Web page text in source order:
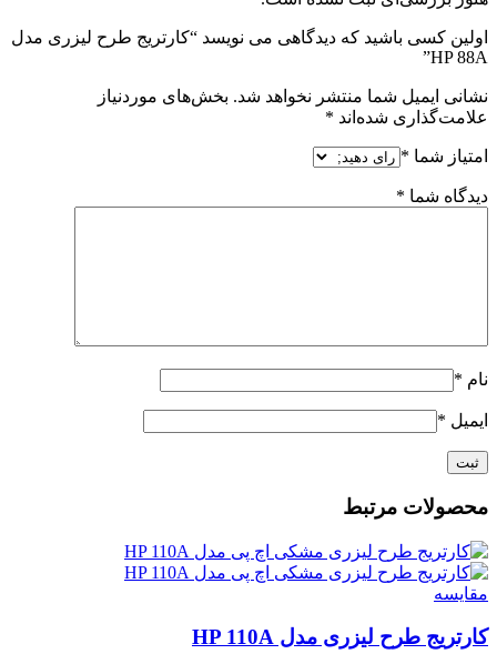
اولین کسی باشید که دیدگاهی می نویسد “کارتریج طرح لیزری مدل
HP 88A”
نشانی ایمیل شما منتشر نخواهد شد. بخش‌های موردنیاز
علامت‌گذاری شده‌اند *
امتیاز شما *
دیدگاه شما *
نام *
ایمیل *
محصولات مرتبط
مقايسه
کارتریج طرح لیزری مدل HP 110A